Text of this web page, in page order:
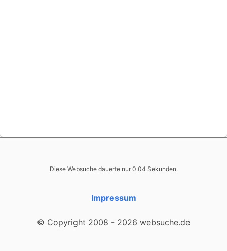
Diese Websuche dauerte nur 0.04 Sekunden.
Impressum
© Copyright 2008 - 2026 websuche.de